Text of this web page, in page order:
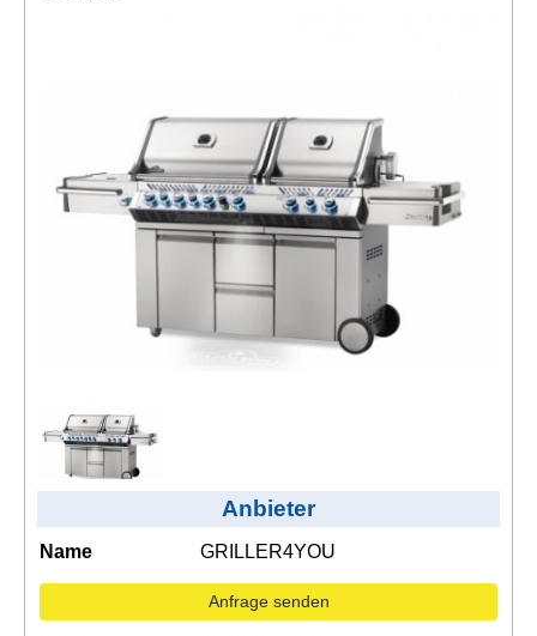
Anbieter
Name GRILLER4YOU
Anfrage senden